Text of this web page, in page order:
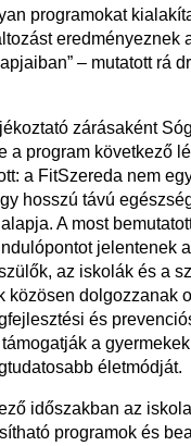
programokat
eredményeznek
– mutatott rá
zárásaként
a program következő
a FitSzereda nem
hosszú távú
A most
jelentenek
az iskolák és a
közösen dolgozzanak
és
a
életmódját.
időszakban az
programok és